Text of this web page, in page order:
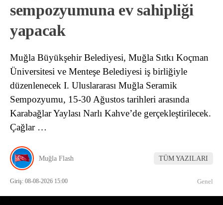
sempozyumuna ev sahipliği
yapacak
Muğla Büyükşehir Belediyesi, Muğla Sıtkı Koçman
Üniversitesi ve Menteşe Belediyesi iş birliğiyle
düzenlenecek I. Uluslararası Muğla Seramik
Sempozyumu, 15-30 Ağustos tarihleri arasında
Karabağlar Yaylası Narlı Kahve’de gerçekleştirilecek.
Çağlar …
Muğla Flash TÜM YAZILARI
Giriş: 08-08-2026 15:00 Genel